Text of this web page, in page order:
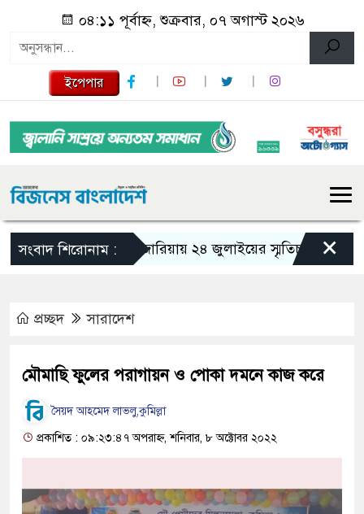
০৪:১১ পূর্বাহ্ন, শুক্রবার, ০৭ অগাস্ট ২০২৬
ইপেপার
সংবাদ শিরোনাম :গজারিয়ায় ২৪ জুলাইয়ের স্মৃতিচারণ: গুমের
×
প্রচ্ছদ সারাদেশ
মৌমাছি ফুলের পরাগায়ন ও পোকা দমনে কাজ করে
সৈয়দ আহমেদ লাভলু,কুমিল্লা
প্রকাশিত : ০৯:২৩:৪৭ অপরাহ্ন, শনিবার, ৮ অক্টোবর ২০২২